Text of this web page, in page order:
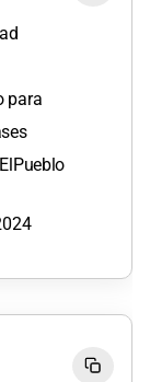
para